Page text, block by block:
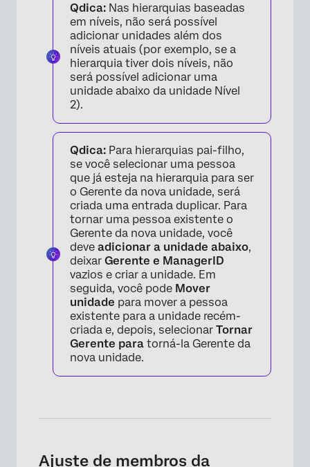
Qdica: Nas hierarquias baseadas
em níveis, não será possível
adicionar unidades além dos
níveis atuais (por exemplo, se a
hierarquia tiver dois níveis, não
será possível adicionar uma
unidade abaixo da unidade Nível
2).
Qdica: Para hierarquias pai-filho,
se você selecionar uma pessoa
que já esteja na hierarquia para ser
o Gerente da nova unidade, será
criada uma entrada duplicar. Para
tornar uma pessoa existente o
Gerente da nova unidade, você
deve adicionar a unidade abaixo,
deixar Gerente e ManagerID
vazios e criar a unidade. Em
seguida, você pode Mover
unidade para mover a pessoa
existente para a unidade recém-
criada e, depois, selecionar Tornar
Gerente para torná-la Gerente da
nova unidade.
Ajuste de membros da